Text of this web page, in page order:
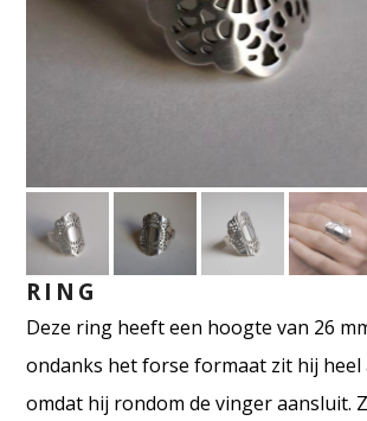
RING
Deze ring heeft een hoogte van 26
ondanks het forse formaat zit hij heel
omdat hij rondom de vinger aansluit.